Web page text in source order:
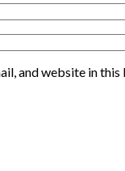
and website in